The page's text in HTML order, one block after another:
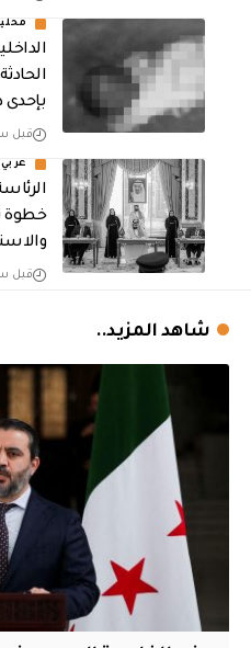
بإحدى
قبل
خطوة
قبل
شاهد المزيد..